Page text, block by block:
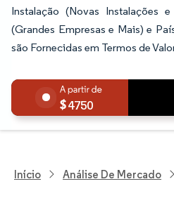
Instalação (Novas Instalações
(Grandes Empresas e Mais) e
são Fornecidas em Termos de
4750
Início Análise De Mercado